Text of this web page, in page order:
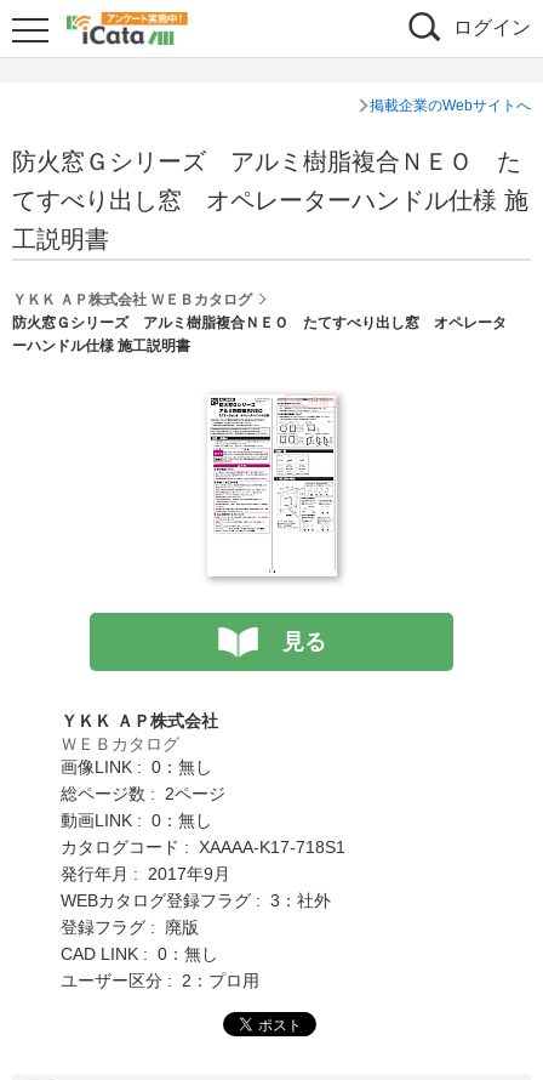
ログイン
掲載企業のWebサイトへ
防火窓Ｇシリーズ アルミ樹脂複合ＮＥＯ た
てすべり出し窓 オペレーターハンドル仕様 施
工説明書
ＹＫＫ ＡＰ株式会社 ＷＥＢカタログ
防火窓Ｇシリーズ アルミ樹脂複合ＮＥＯ たてすべり出し窓 オペレータ
ーハンドル仕様 施工説明書
見る
ＹＫＫ ＡＰ株式会社
ＷＥＢカタログ
画像LINK : 0：無し
総ページ数 : 2ページ
動画LINK : 0：無し
カタログコード : XAAAA-K17-718S1
発行年月 : 2017年9月
WEBカタログ登録フラグ : 3：社外
登録フラグ : 廃版
CAD LINK : 0：無し
ユーザー区分 : 2：プロ用